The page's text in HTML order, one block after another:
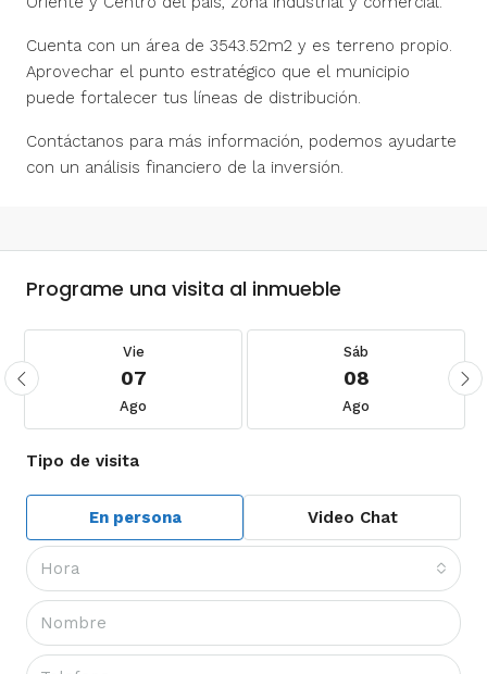
Cuenta con un área de 3543.52m2 y es terreno propio.
Aprovechar el punto estratégico que el municipio
puede fortalecer tus líneas de distribución.
Contáctanos para más información, podemos ayudarte
con un análisis financiero de la inversión.
Programe una visita al inmueble
Vie
07
Ago
Sáb
08
Ago
Tipo de visita
En persona Video Chat
Hora